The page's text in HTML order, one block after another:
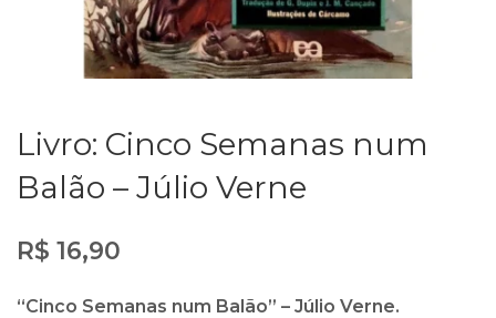
Livro: Cinco Semanas num
Balão – Júlio Verne
R$ 16,90
“Cinco Semanas num Balão” – Júlio Verne.